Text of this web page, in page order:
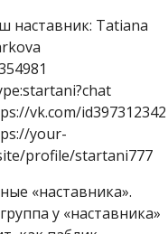
наставник: Tatiana
vk.com/id397312342
your-
profile/startani777
«наставника».
у «наставника»